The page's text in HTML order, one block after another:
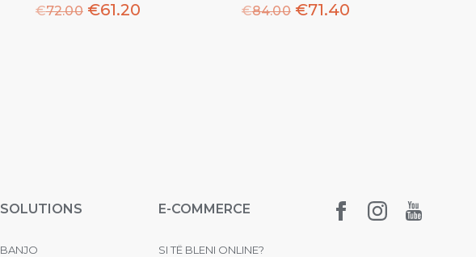
€72.00 €61.20 €84.00 €71.40
SOLUTIONS
BANJO
E-COMMERCE
SI TË BLENI ONLINE?